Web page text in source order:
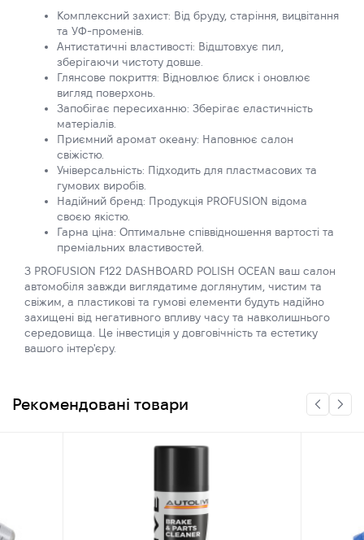
Комплексний захист: Від бруду, старіння, вицвітання
та УФ-променів.
Антистатичні властивості: Відштовхує пил,
зберігаючи чистоту довше.
Глянсове покриття: Відновлює блиск і оновлює
вигляд поверхонь.
Запобігає пересиханню: Зберігає еластичність
матеріалів.
Приємний аромат океану: Наповнює салон
свіжістю.
Універсальність: Підходить для пластмасових та
гумових виробів.
Надійний бренд: Продукція PROFUSION відома
своєю якістю.
Гарна ціна: Оптимальне співвідношення вартості та
преміальних властивостей.
З PROFUSION F122 DASHBOARD POLISH OCEAN ваш салон
автомобіля завжди виглядатиме доглянутим, чистим та
свіжим, а пластикові та гумові елементи будуть надійно
захищені від негативного впливу часу та навколишнього
середовища. Це інвестиція у довговічність та естетику
вашого інтер'єру.
Рекомендовані товари